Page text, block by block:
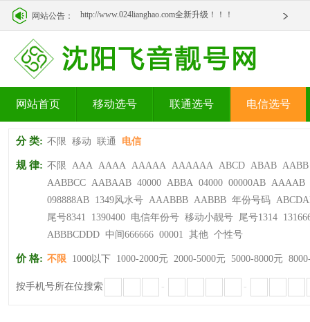
网站公告： http://www.024lianghao.com全新升级！！！
网站首页 移动选号 联通选号 电信选号
分 类: 不限 移动 联通 电信
规 律: 不限 AAA AAAA AAAAA AAAAAA ABCD ABAB AABB
AABBCC AABAAB 40000 ABBA 04000 00000AB AAAAB
098888AB 1349风水号 AAABBB AABBB 年份号码
尾号8341
1390400 电信年份号 移动小靓号 尾号1314
ABBBCDDD 中间666666 00001 其他 个性号
价 格: 不限 1000以下 1000-2000元 2000-5000元 5000-8000元
按手机号所在位搜索 - -